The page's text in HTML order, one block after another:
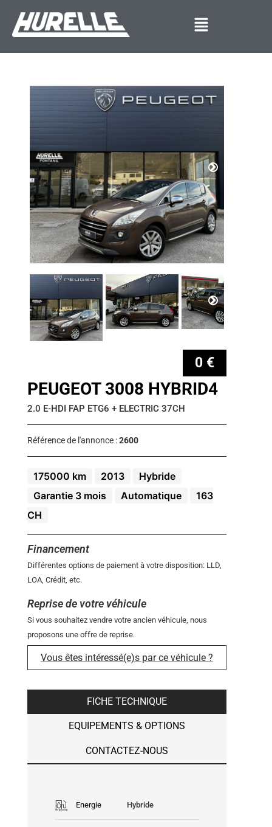
0 €
PEUGEOT 3008 HYBRID4
2.0 E-HDI FAP ETG6 + ELECTRIC 37CH
Référence de l'annonce :2600
175000 km 2013
Hybride
Garantie 3 mois
Automatique
163
CH
Financement
Différentes options de paiement à votre disposition: LLD,
LOA, Crédit, etc.
Reprise de votre véhicule
Si vous souhaitez vendre votre ancien véhicule, nous
proposons une offre de reprise.
Vous êtes intéressé(e)s par ce véhicule ?
FICHE TECHNIQUE
EQUIPEMENTS & OPTIONS
CONTACTEZ-NOUS
Energie Hybride